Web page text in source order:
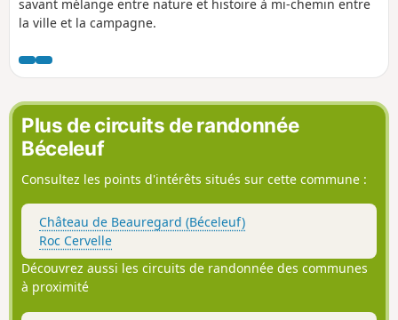
savant mélange entre nature et histoire à mi-chemin entre
la ville et la campagne.
Plus de circuits de randonnée
Béceleuf
Consultez les points d'intérêts situés sur cette commune :
Château de Beauregard (Béceleuf)
Roc Cervelle
Découvrez aussi les circuits de randonnée des communes
à proximité